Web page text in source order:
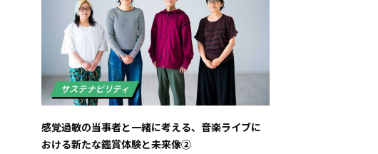
感覚過敏の当事者と一緒に考える、音楽ライブに
おける新たな鑑賞体験と未来像②